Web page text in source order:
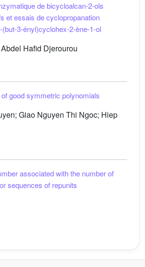
de bicycloalcan-2-ols
et essais de cyclopropanation
3-ényl)cyclohex-2-ène-1-ol
Hafid Djerourou
good symmetric polynomials
Giao Nguyen Thi Ngoc; Hiep
associated with the number of
sequences of repunits